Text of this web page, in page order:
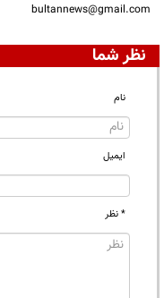
bultannews@gmail.com
نظر شما
نام
ایمیل
* نظر